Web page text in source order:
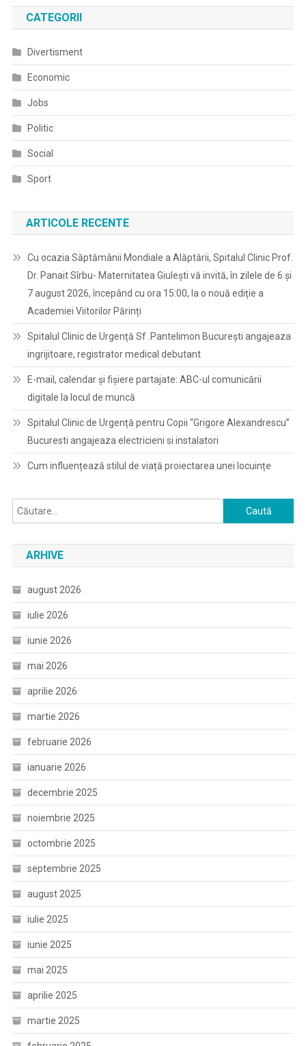
CATEGORII
Divertisment
Economic
Jobs
Politic
Social
Sport
ARTICOLE RECENTE
Cu ocazia Săptămânii Mondiale a Alăptării, Spitalul Clinic Prof.
Dr. Panait Sîrbu- Maternitatea Giulești vă invită, în zilele de 6 și
7 august 2026, începând cu ora 15:00, la o nouă ediție a
Academiei Viitorilor Părinți
Spitalul Clinic de Urgență Sf .Pantelimon București angajeaza
ingrijitoare, registrator medical debutant
E-mail, calendar şi fişiere partajate: ABC-ul comunicării
digitale la locul de muncă
Spitalul Clinic de Urgență pentru Copii “Grigore Alexandrescu”
Bucuresti angajeaza electricieni si instalatori
Cum influențează stilul de viață proiectarea unei locuințe
Caută
după:
ARHIVE
august 2026
iulie 2026
iunie 2026
mai 2026
aprilie 2026
martie 2026
februarie 2026
ianuarie 2026
decembrie 2025
noiembrie 2025
octombrie 2025
septembrie 2025
august 2025
iulie 2025
iunie 2025
mai 2025
aprilie 2025
martie 2025